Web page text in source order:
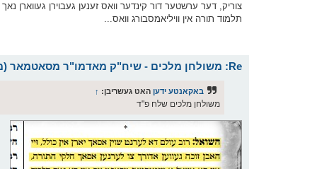
צוריק, דער ערשטער דור קינדער וואס זענען געבוירן געווארן
תלמוד תורה אין וויליאמסבורג וואס...
Re: משולחן מלכים - שיח"ק מאדמו"ר מסאטמאר (מהר"א) שליט"א
באקאנטע ידען האט געשריבן: ↑
משולחן מלכים שלח פ"ד